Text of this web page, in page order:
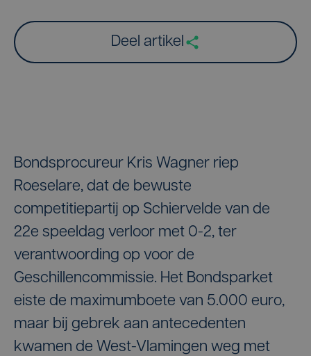
Deel artikel
Bondsprocureur Kris Wagner riep
Roeselare, dat de bewuste
competitiepartij op Schiervelde van de
22e speeldag verloor met 0-2, ter
verantwoording op voor de
Geschillencommissie. Het Bondsparket
eiste de maximumboete van 5.000 euro,
maar bij gebrek aan antecedenten
kwamen de West-Vlamingen weg met